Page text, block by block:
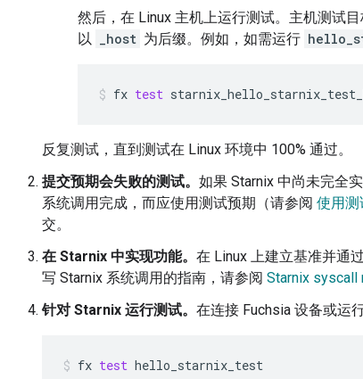
然后，在 Linux 主机上运行测试。主机测试
以
_host 为后缀。例如，如需运行
fx test
反复测试，直到测试在 Linux 环境中 100% 通过。
提交预期会失败的测试。 如果 Starnix 中尚未完全
系统调用完成，而应使用测试预期（请参阅 使用测
交。
在 Starnix 中实现功能。 在 Linux 上建立基准并通
写 Starnix 系统调用的指南，请参阅 Starnix syscall
针对 Starnix 运行测试。 在连接 Fuchsia 设备或运
fx test hello_starnix_test